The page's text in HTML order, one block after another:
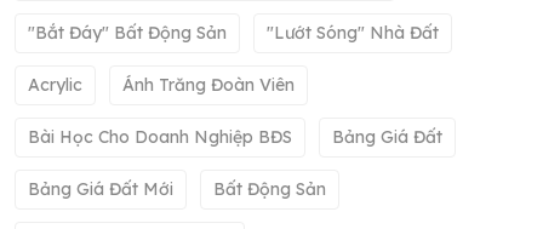
"bắt Đáy" Bất Động Sản "lướt Sóng" Nhà Đất
Acrylic Ánh Trăng Đoàn Viên
Bài Học Cho Doanh Nghiệp BĐS Bảng Giá Đất
Bảng Giá Đất Mới Bất Động Sản